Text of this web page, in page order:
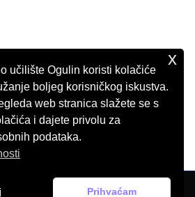
učilište Ogulin koristi kolačiće
boljeg korisničkog iskustva.
web stranica slažete se s
i dajete privolu za
podataka.
Prihvaćam
x